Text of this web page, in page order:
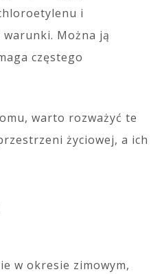
i
Można ją
częstego
warto rozważyć te
życiowej, a ich
w okresie zimowym,